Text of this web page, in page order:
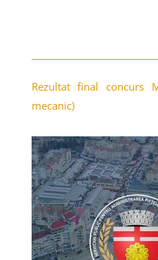
Rezultat final concurs
mecanic)